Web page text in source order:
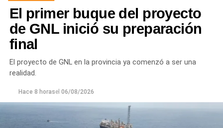
El primer buque del proyecto
de GNL inició su preparación
final
El proyecto de GNL en la provincia ya comenzó a ser una
realidad.
Hace 8 horasel 06/08/2026